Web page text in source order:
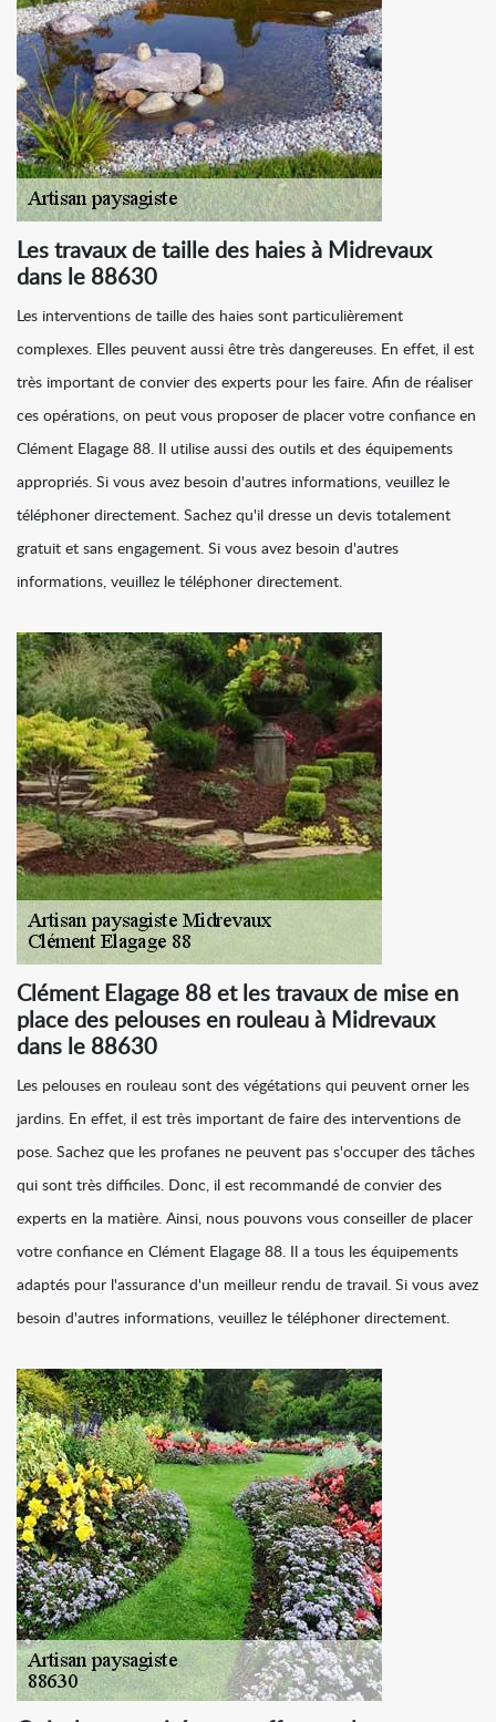
Les travaux de taille des haies à Midrevaux
dans le 88630
Les interventions de taille des haies sont particulièrement
complexes. Elles peuvent aussi être très dangereuses. En effet, il est
très important de convier des experts pour les faire. Afin de réaliser
ces opérations, on peut vous proposer de placer votre confiance en
Clément Elagage 88. Il utilise aussi des outils et des équipements
appropriés. Si vous avez besoin d'autres informations, veuillez le
téléphoner directement. Sachez qu'il dresse un devis totalement
gratuit et sans engagement. Si vous avez besoin d'autres
informations, veuillez le téléphoner directement.
Clément Elagage 88 et les travaux de mise en
place des pelouses en rouleau à Midrevaux
dans le 88630
Les pelouses en rouleau sont des végétations qui peuvent orner les
jardins. En effet, il est très important de faire des interventions de
pose. Sachez que les profanes ne peuvent pas s'occuper des tâches
qui sont très difficiles. Donc, il est recommandé de convier des
experts en la matière. Ainsi, nous pouvons vous conseiller de placer
votre confiance en Clément Elagage 88. Il a tous les équipements
adaptés pour l'assurance d'un meilleur rendu de travail. Si vous avez
besoin d'autres informations, veuillez le téléphoner directement.